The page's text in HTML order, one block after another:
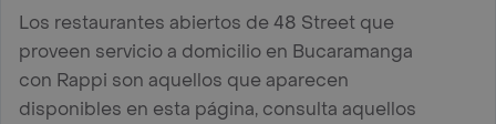
Los restaurantes abiertos de 48 Street que
proveen servicio a domicilio en Bucaramanga
con Rappi son aquellos que aparecen
disponibles en esta página, consulta aquellos